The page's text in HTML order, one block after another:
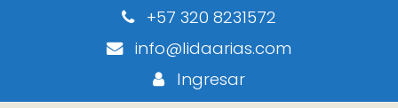
+57 320 8231572
info@lidaarias.com
Ingresar